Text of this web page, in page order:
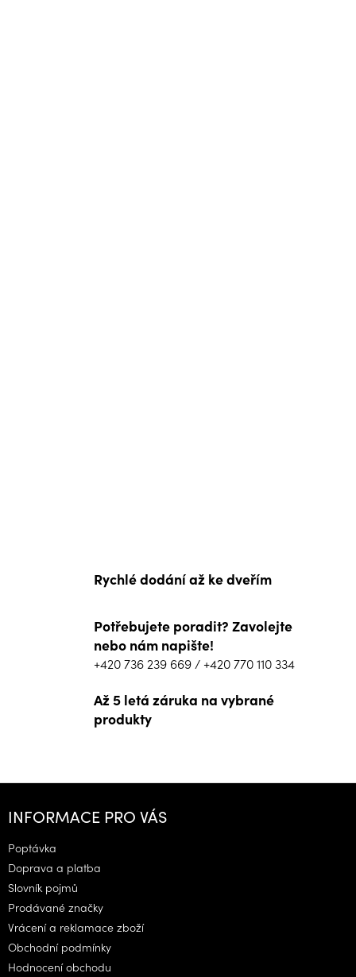
Rychlé dodání až ke dveřím
Potřebujete poradit? Zavolejte
nebo nám napište!
+420 736 239 669 / +420 770 110 334
Až 5 letá záruka na vybrané
produkty
Z
INFORMACE PRO VÁS
Poptávka
Doprava a platba
Slovník pojmů
Prodávané značky
Vrácení a reklamace zboží
Obchodní podmínky
Hodnocení obchodu